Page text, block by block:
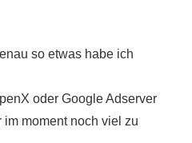
so etwas habe ich
oder Google Adserver
moment noch viel zu